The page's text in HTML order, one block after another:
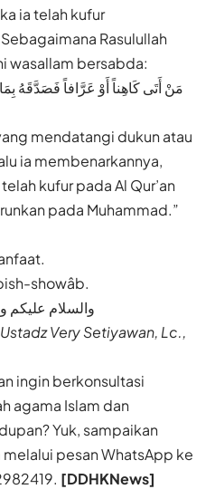
ia telah kufur
Rasulullah
wasallam bersabda:
مَنْ أَتَى كَاهِناً أَوْ عَرَّافاً فَصَدَّقَهُ
mendatangi dukun atau
ia membenarkannya,
kufur pada Al Qur’an
pada Muhammad.”
showâb.
والسلام عليكم
Very Setiyawan, Lc.,
ingin berkonsultasi
agama Islam dan
Yuk, sampaikan
pesan WhatsApp ke
. [DDHKNews]